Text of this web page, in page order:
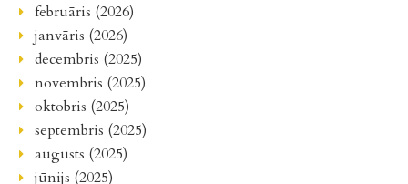
februāris (2026)
janvāris (2026)
decembris (2025)
novembris (2025)
oktobris (2025)
septembris (2025)
augusts (2025)
jūnijs (2025)